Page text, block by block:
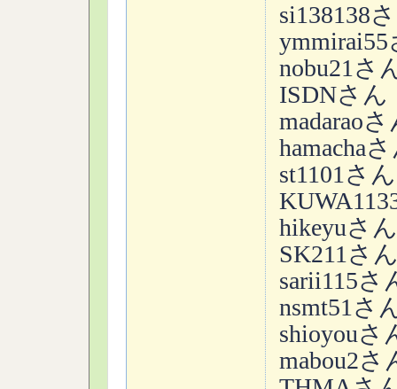
si138138
ymmirai55
nobu21さ
ISDNさん
madarao
hamacha
st1101さん
hikeyuさん
SK211さ
sarii115さ
nsmt51さ
shioyouさ
mabou2さ